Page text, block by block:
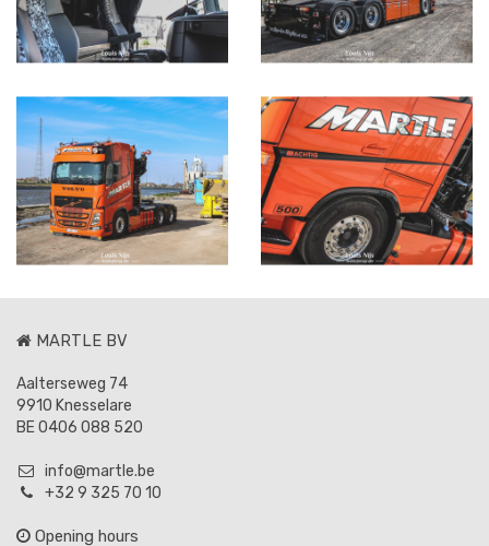
MARTLE BV
Aalterseweg 74
9910 Knesselare
BE 0406 088 520
info@martle.be
+32 9 325 70 10
Opening hours